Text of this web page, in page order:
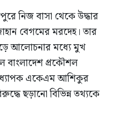
নিজ বাসা থেকে উদ্ধার
বেগমের মরদেহ। তার
আলোচনার মধ্যে মুখ
বাংলাদেশ প্রকৌশল
একেএম আশিকুর
ছড়ানো বিভিন্ন তথ্যকে